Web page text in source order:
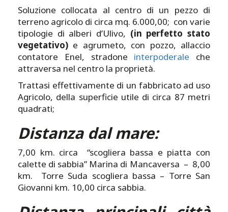
Soluzione collocata al centro di un pezzo di
terreno agricolo di circa mq. 6.000,00; con varie
tipologie di alberi d’Ulivo, (in perfetto stato
vegetativo) e agrumeto, con pozzo, allaccio
contatore Enel, stradone interpoderale che
attraversa nel centro la proprietà.
Trattasi effettivamente di un fabbricato ad uso
Agricolo, della superficie utile di circa 87 metri
quadrati;
Distanza dal mare:
7,00 km. circa “scogliera bassa e piatta con
calette di sabbia” Marina di Mancaversa – 8,00
km. Torre Suda scogliera bassa – Torre San
Giovanni km. 10,00 circa sabbia.